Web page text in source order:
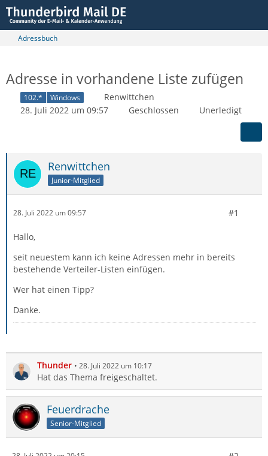
Adressbuch
Adresse in vorhandene Liste zufügen
102.* Windows
Renwittchen
28. Juli 2022 um 09:57
Geschlossen Unerledigt
Renwittchen
Junior-Mitglied
28. Juli 2022 um 09:57 #1
Hallo,
seit neuestem kann ich keine Adressen mehr in bereits
bestehende Verteiler-Listen einfügen.
Wer hat einen Tipp?
Danke.
Thunder 28. Juli 2022 um 10:17
Hat das Thema freigeschaltet.
Feuerdrache
Senior-Mitglied